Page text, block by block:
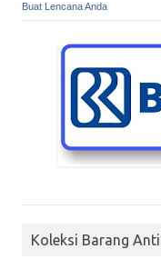
Buat Lencana Anda
Koleksi Barang